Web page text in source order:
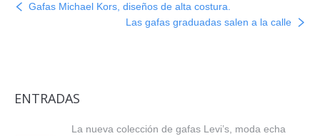
Gafas Michael Kors, diseños de alta costura.
Las gafas graduadas salen a la calle
ENTRADAS
La nueva colección de gafas Levi’s, moda echa